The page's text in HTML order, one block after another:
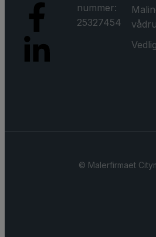
nummer:
25327454
© ​Malerfirmaet